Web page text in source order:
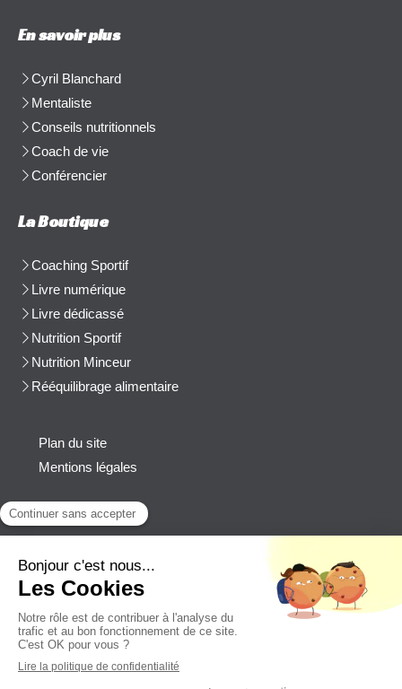
En savoir plus
Cyril Blanchard
Mentaliste
Conseils nutritionnels
Coach de vie
Conférencier
La Boutique
Coaching Sportif
Livre numérique
Livre dédicassé
Nutrition Sportif
Nutrition Minceur
Rééquilibrage alimentaire
Plan du site
Mentions légales
Contact
cblanchard@beep-consulting.com
Contacter Cyril